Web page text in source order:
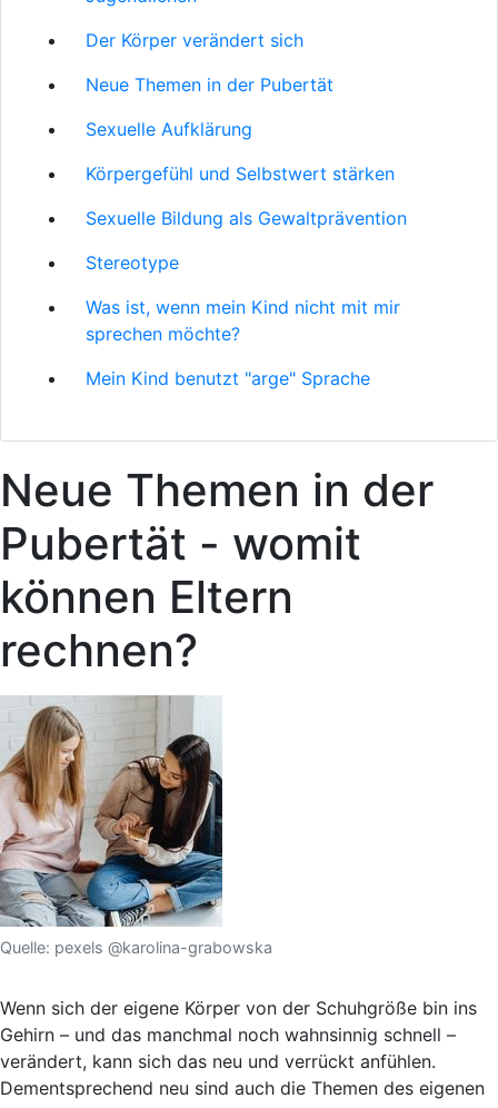
Der Körper verändert sich
Neue Themen in der Pubertät
Sexuelle Aufklärung
Körpergefühl und Selbstwert stärken
Sexuelle Bildung als Gewaltprävention
Stereotype
Was ist, wenn mein Kind nicht mit mir
sprechen möchte?
Mein Kind benutzt "arge" Sprache
Neue Themen in der
Pubertät - womit
können Eltern
rechnen?
Quelle: pexels @karolina-grabowska
Wenn sich der eigene Körper von der Schuhgröße bin ins
Gehirn – und das manchmal noch wahnsinnig schnell –
verändert, kann sich das neu und verrückt anfühlen.
Dementsprechend neu sind auch die Themen des eigenen